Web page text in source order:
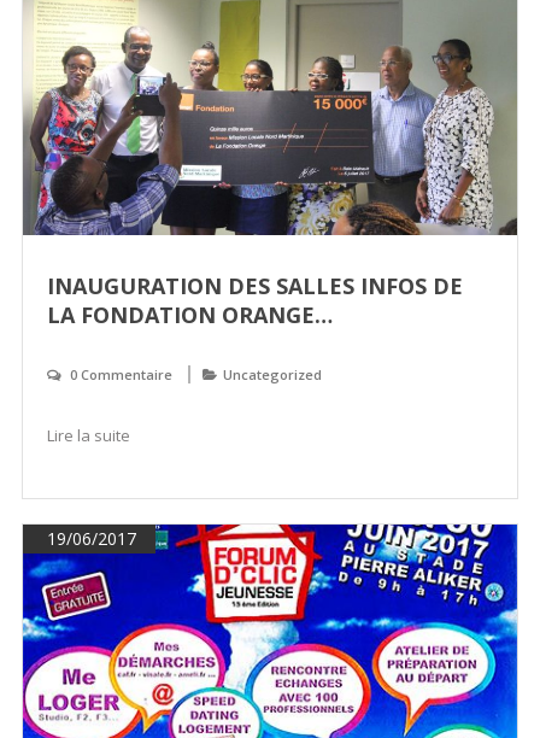
INAUGURATION DES SALLES INFOS DE
LA FONDATION ORANGE…
0 Commentaire Uncategorized
Lire la suite
19/06/2017